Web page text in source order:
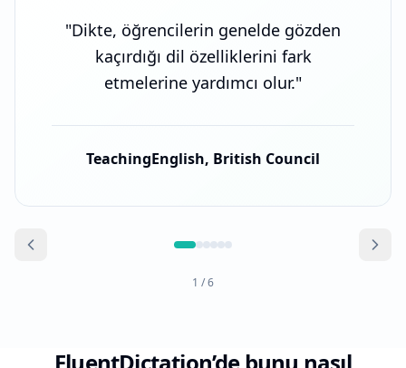
"Dikte, öğrencilerin genelde gözden
kaçırdığı dil özelliklerini fark
etmelerine yardımcı olur."
TeachingEnglish, British Council
1 /6